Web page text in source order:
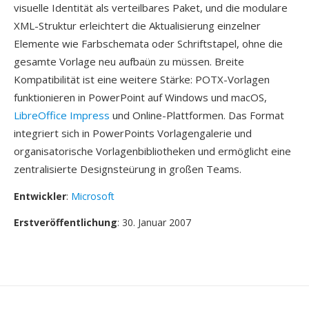
visuelle Identität als verteilbares Paket, und die modulare
XML-Struktur erleichtert die Aktualisierung einzelner
Elemente wie Farbschemata oder Schriftstapel, ohne die
gesamte Vorlage neu aufbaün zu müssen. Breite
Kompatibilität ist eine weitere Stärke: POTX-Vorlagen
funktionieren in PowerPoint auf Windows und macOS,
LibreOffice Impress und Online-Plattformen. Das Format
integriert sich in PowerPoints Vorlagengalerie und
organisatorische Vorlagenbibliotheken und ermöglicht eine
zentralisierte Designsteürung in großen Teams.
Entwickler: Microsoft
Erstveröffentlichung: 30. Januar 2007